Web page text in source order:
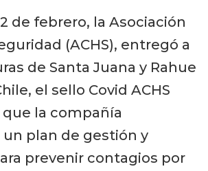
de febrero, la Asociación
(ACHS), entregó a
de Santa Juana y Rahue
el sello Covid ACHS
la compañía
plan de gestión y
prevenir contagios por